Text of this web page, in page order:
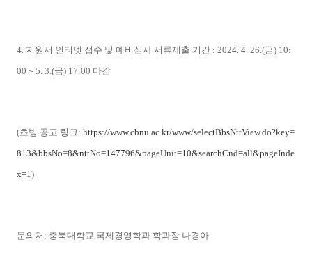
4. 지원서 인터넷 접수 및 예비심사 서류제출 기간 : 2024. 4. 26.(금) 10:
00 ~ 5. 3.(금) 17:00 마감
(초빙 공고 링크: https://www.cbnu.ac.kr/www/selectBbsNttView.do?key=
813&bbsNo=8&nttNo=147796&pageUnit=10&searchCnd=all&pageInde
x=1)
문의처 : 충북대학교 국제경영학과 학과장 나경아